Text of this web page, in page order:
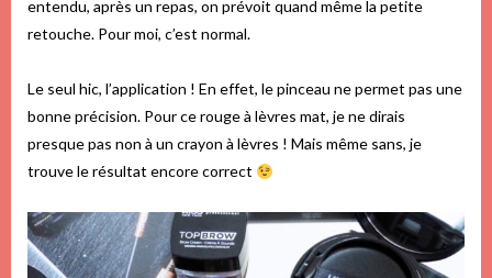
entendu, après un repas, on prévoit quand même la petite
retouche. Pour moi, c’est normal.
Le seul hic, l’application ! En effet, le pinceau ne permet pas une
bonne précision. Pour ce rouge à lèvres mat, je ne dirais
presque pas non à un crayon à lèvres ! Mais même sans, je
trouve le résultat encore correct